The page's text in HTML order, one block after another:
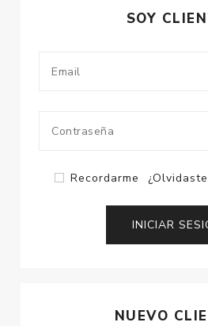
SOY
Recordarme
NUEVO